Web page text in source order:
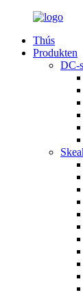
Thús
Produkten
DC-